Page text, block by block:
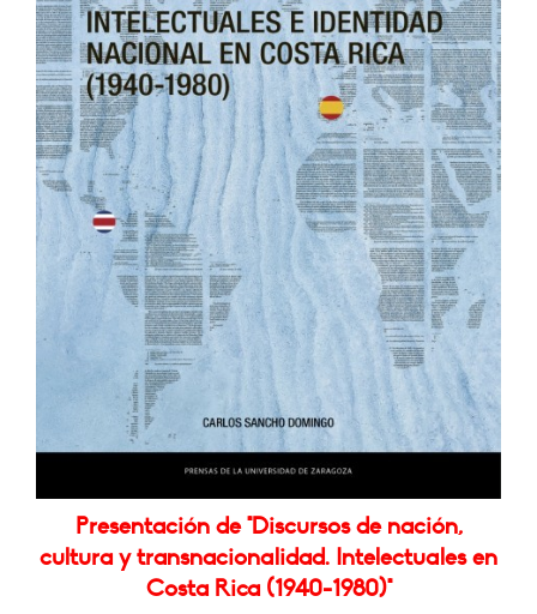
Presentación de "Discursos de nación,
cultura y transnacionalidad. Intelectuales en
Costa Rica (1940-1980)"